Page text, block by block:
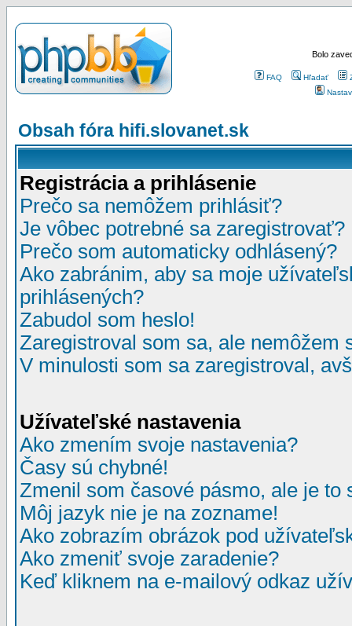
Bolo
FAQ Hľadať
Obsah fóra hifi.slovanet.sk
Registrácia a prihlásenie
Prečo sa nemôžem prihlásiť?
Je vôbec potrebné sa zaregistrovať?
Prečo som automaticky odhlásený?
Ako zabránim, aby sa moje
prihlásených?
Zabudol som heslo!
Zaregistroval som sa, ale nemôžem
V minulosti som sa zaregistroval,
Užívateľské nastavenia
Ako zmením svoje nastavenia?
Časy sú chybné!
Zmenil som časové pásmo, ale je to
Môj jazyk nie je na zozname!
Ako zobrazím obrázok pod
Ako zmeniť svoje zaradenie?
Keď kliknem na e-mailový odkaz